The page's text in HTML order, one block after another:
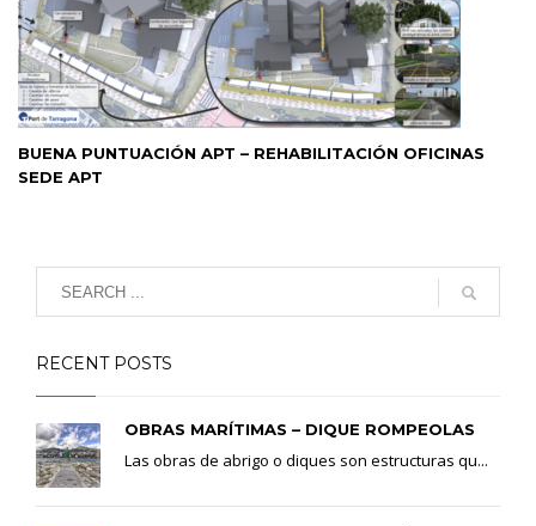
BUENA PUNTUACIÓN APT – REHABILITACIÓN OFICINAS
SEDE APT
RECENT POSTS
OBRAS MARÍTIMAS – DIQUE ROMPEOLAS
Las obras de abrigo o diques son estructuras qu...